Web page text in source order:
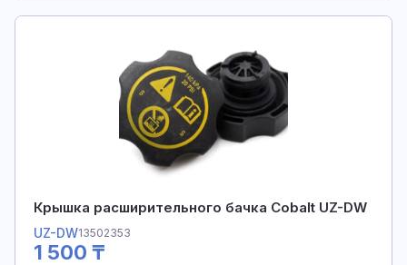
Крышка расширительного бачка Cobalt UZ-DW
UZ-DW13502353
1 500 ₸